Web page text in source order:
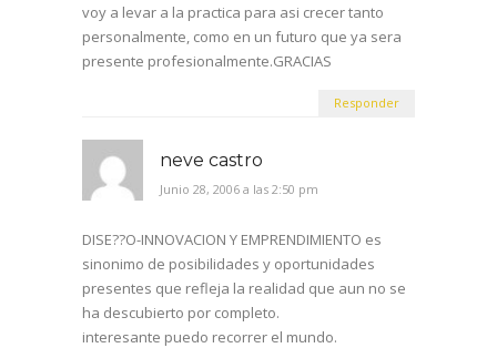
voy a levar a la practica para asi crecer tanto
personalmente, como en un futuro que ya sera
presente profesionalmente.GRACIAS
Responder
neve castro
Junio 28, 2006 a las 2:50 pm
DISE??O-INNOVACION Y EMPRENDIMIENTO es
sinonimo de posibilidades y oportunidades
presentes que refleja la realidad que aun no se
ha descubierto por completo.
interesante puedo recorrer el mundo.